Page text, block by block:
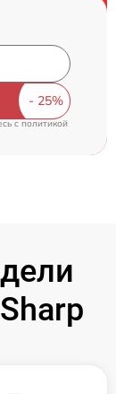
cполитикой